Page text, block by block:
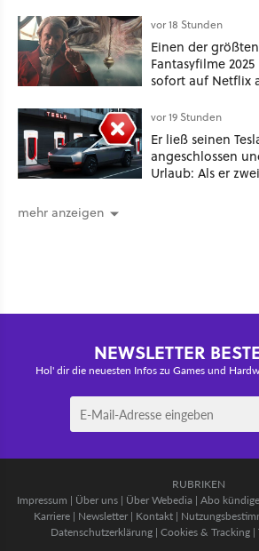
vor 18 Stunden
Einen der
Fantasyfilme
sofort auf Netflix
vor 19 Stunden
Er ließ seinen
angeschlossen
Urlaub: Als er
mehr anzeigen
NEWSLETTER
Hol' dir die neuesten Infos zu Games und
RUBRIKEN
Impressum | Über uns| Über Webedia | Abo
Karriere | Newsletter | Kontakt |
Datenschutzerklärung | Cookies & Tracking |